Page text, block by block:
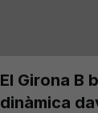
El Girona B
dinàmica